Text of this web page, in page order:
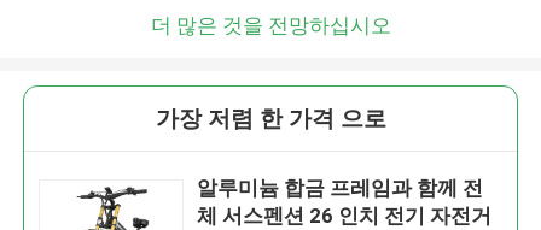
더 많은 것을 전망하십시오
가장 저렴 한 가격 으로
알루미늄 합금 프레임과 함께 전
체 서스펜션 26 인치 전기 자전거